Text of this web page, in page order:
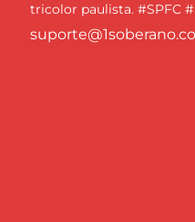
tricolor paulista. #SPFC